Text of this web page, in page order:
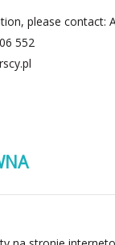
please contact:
552